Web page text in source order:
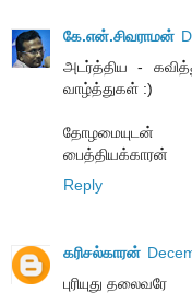
கே.என்.சிவராமன்
அடர்த்திய -
வாழ்த்துகள் :)
தோழமையுடன்
பைத்தியக்காரன்
Reply
க‌ரிச‌ல்கார‌ன்
புரியுது த‌லைவ‌ரே